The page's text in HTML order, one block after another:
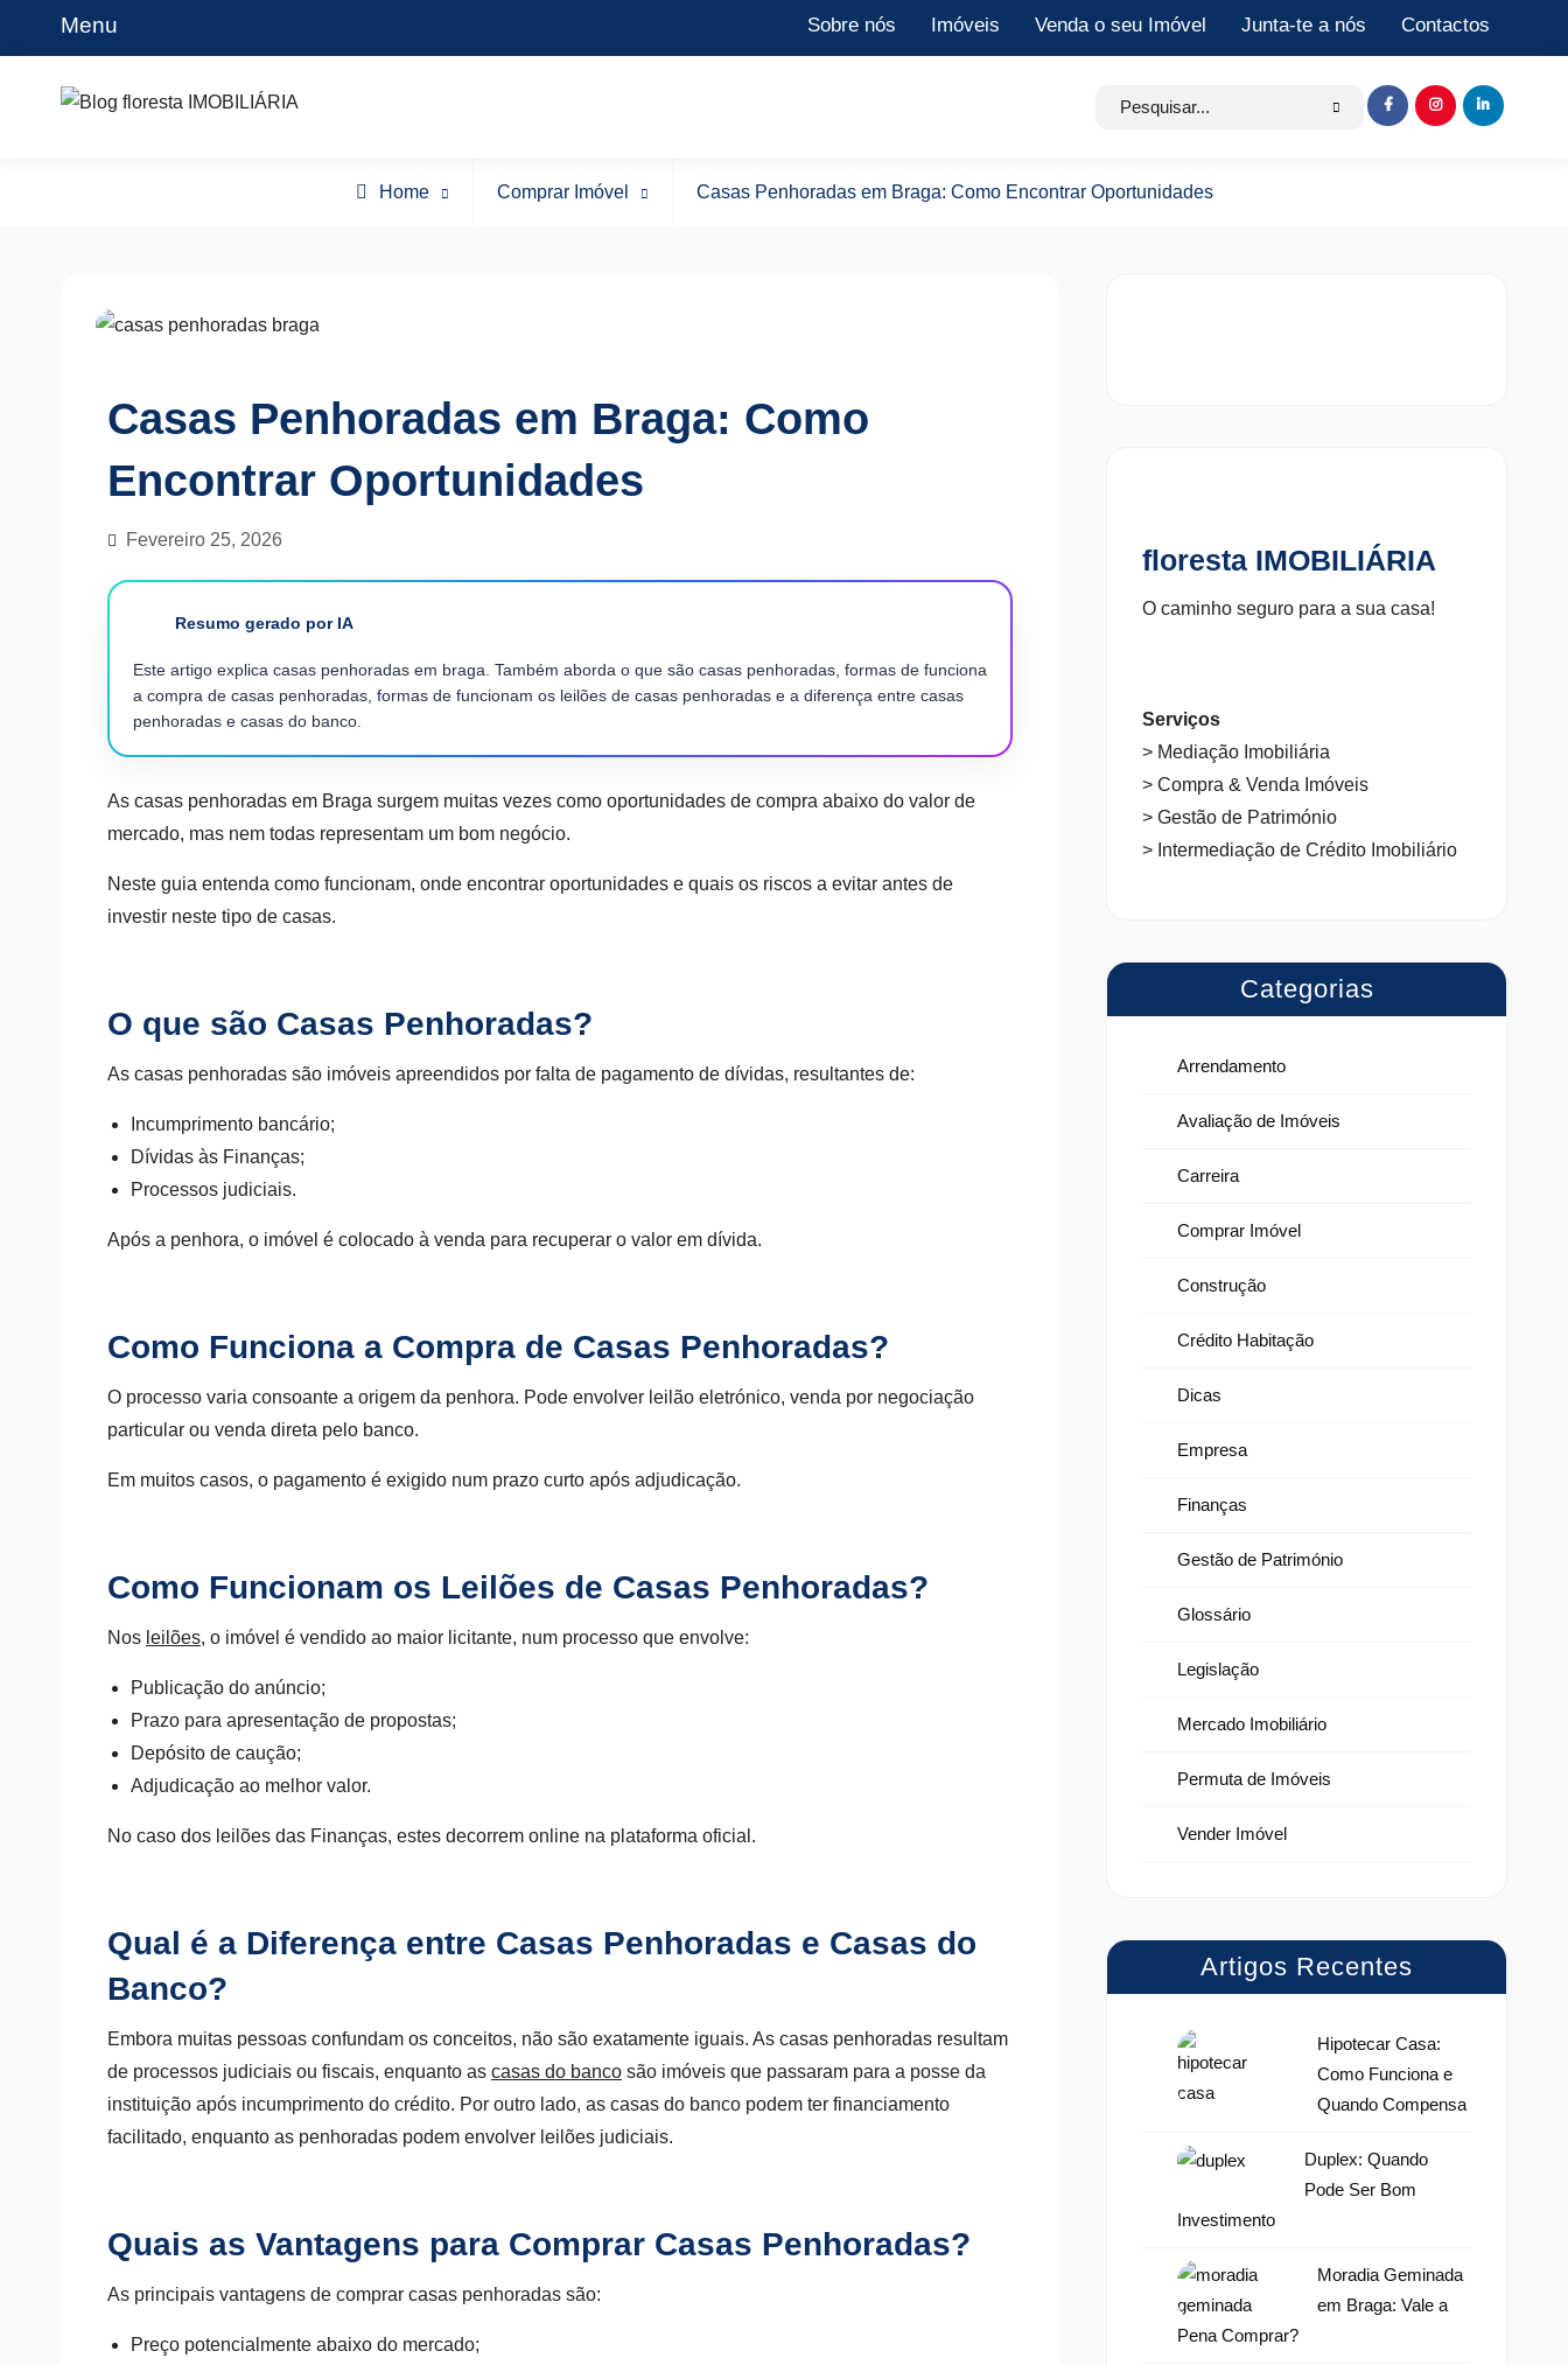
Menu Sobre nós Imóveis Venda o seu Imóvel Junta-te a nós Contactos
Blog floresta IMOBILIÁRIA
Search
Item
Item
Item
Home
Comprar Imóvel Casas Penhoradas em Braga: Como Encontrar Oportunidades
Casas Penhoradas em Braga: Como
Encontrar Oportunidades
Fevereiro 25, 2026
Resumo gerado por IA
Este artigo explica casas penhoradas em braga. Também aborda o que são casas penhoradas, formas de funciona
a compra de casas penhoradas, formas de funcionam os leilões de casas penhoradas e a diferença entre casas
penhoradas e casas do banco.
As casas penhoradas em Braga surgem muitas vezes como oportunidades de compra abaixo do valor de
mercado, mas nem todas representam um bom negócio.
Neste guia entenda como funcionam, onde encontrar oportunidades e quais os riscos a evitar antes de
investir neste tipo de casas.
O que são Casas Penhoradas?
As casas penhoradas são imóveis apreendidos por falta de pagamento de dívidas, resultantes de:
Incumprimento bancário;
Dívidas às Finanças;
Processos judiciais.
Após a penhora, o imóvel é colocado à venda para recuperar o valor em dívida.
Como Funciona a Compra de Casas Penhoradas?
O processo varia consoante a origem da penhora. Pode envolver leilão eletrónico, venda por negociação
particular ou venda direta pelo banco.
Em muitos casos, o pagamento é exigido num prazo curto após adjudicação.
Como Funcionam os Leilões de Casas Penhoradas?
Nos leilões, o imóvel é vendido ao maior licitante, num processo que envolve:
Publicação do anúncio;
Prazo para apresentação de propostas;
Depósito de caução;
Adjudicação ao melhor valor.
No caso dos leilões das Finanças, estes decorrem online na plataforma oficial.
Qual é a Diferença entre Casas Penhoradas e Casas do
Banco?
Embora muitas pessoas confundam os conceitos, não são exatamente iguais. As casas penhoradas resultam
de processos judiciais ou fiscais, enquanto as casas do banco são imóveis que passaram para a posse da
instituição após incumprimento do crédito. Por outro lado, as casas do banco podem ter financiamento
facilitado, enquanto as penhoradas podem envolver leilões judiciais.
Quais as Vantagens para Comprar Casas Penhoradas?
As principais vantagens de comprar casas penhoradas são:
Preço potencialmente abaixo do mercado;
floresta IMOBILIÁRIA
O caminho seguro para a sua casa!
Serviços
> Mediação Imobiliária
> Compra & Venda Imóveis
> Gestão de Património
> Intermediação de Crédito Imobiliário
Categorias
Arrendamento
Avaliação de Imóveis
Carreira
Comprar Imóvel
Construção
Crédito Habitação
Dicas
Empresa
Finanças
Gestão de Património
Glossário
Legislação
Mercado Imobiliário
Permuta de Imóveis
Vender Imóvel
Artigos Recentes
Hipotecar Casa:
Como Funciona e
Quando Compensa
Duplex: Quando
Pode Ser Bom
Investimento
Moradia Geminada
em Braga: Vale a
Pena Comprar?